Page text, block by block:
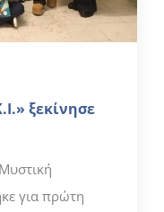
ξεκίνησε
για πρώτη